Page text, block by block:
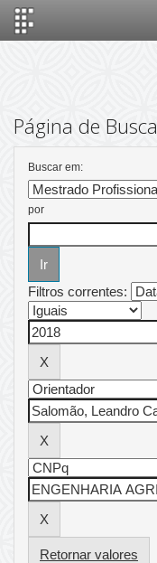
Página de Busca
Buscar em:
por
Filtros correntes:
Retornar valores